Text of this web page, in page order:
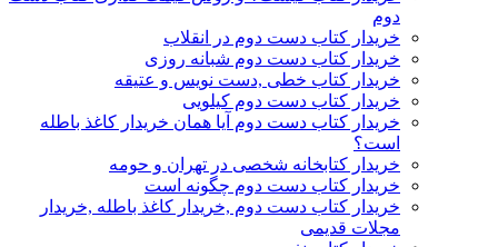
دوم
خریدار کتاب دست دوم در انقلاب
خریدار کتاب دست دوم شبانه روزی
خریدار کتاب خطی ,دست نویس و عتیقه
خریدار کتاب دست دوم کیلویی
خریدار کتاب دست دوم آیا همان خریدار کاغذ باطله
است؟
خریدار کتابخانه شخصی در تهران و حومه
خریدار کتاب دست دوم چگونه است
خریدار کتاب دست دوم ,خریدار کاغذ باطله ,خریدار
مجلات قدیمی